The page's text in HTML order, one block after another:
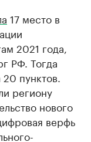
17 место в
2021 года,
РФ. Тогда
пунктов.
региону
нового
верфь